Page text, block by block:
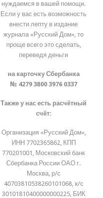
нуждаемся в вашей помощи.
Если у вас есть возможность
внести лепту в издание
журнала «Русский Дом», то
проще всего это сделать,
переведя деньги
на карточку Сбербанка
№ 4279 3800 3976 0337
Также у нас есть расчётный
счёт:
Организация «Русский Дом»,
ИНН 7702365862, КПП
770201001, Московский банк
Сбербанка России ОАО г.
Москва, р/с
40703810538260101068, к/с
30101810400000000225, БИК